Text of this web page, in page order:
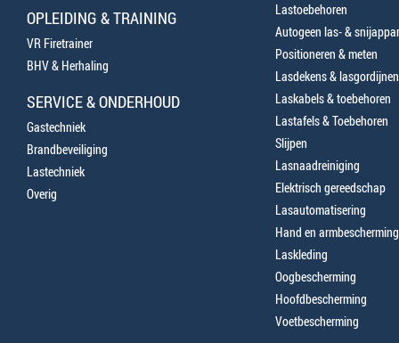
OPLEIDING & TRAINING
VR Firetrainer
BHV & Herhaling
SERVICE & ONDERHOUD
Gastechniek
Brandbeveiliging
Lastechniek
Overig
Lastoebehoren
Autogeen las- &
Positioneren & meten
Lasdekens & lasgordijnen
Laskabels & toebehoren
Lastafels & Toebehoren
Slijpen
Lasnaadreiniging
Elektrisch gereedschap
Lasautomatisering
Hand en armbescherming
Laskleding
Oogbescherming
Hoofdbescherming
Voetbescherming